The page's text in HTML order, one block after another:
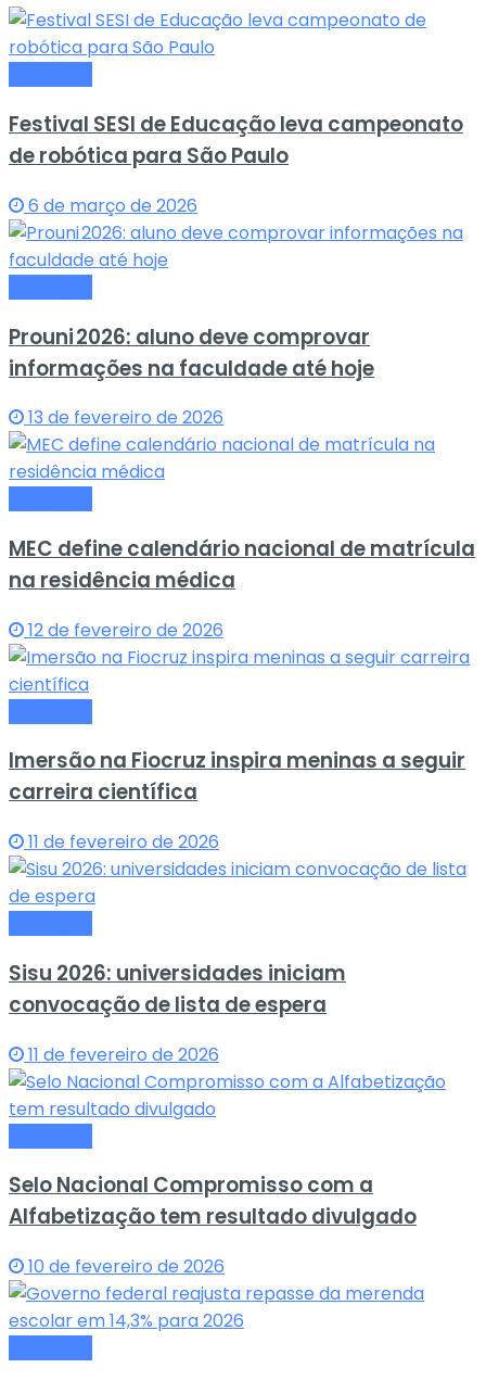
Festival SESI de Educação leva campeonato
de robótica para São Paulo
6 de março de 2026
Prouni 2026: aluno deve comprovar
informações na faculdade até hoje
13 de fevereiro de 2026
MEC define calendário nacional de matrícula
na residência médica
12 de fevereiro de 2026
Imersão na Fiocruz inspira meninas a seguir
carreira científica
11 de fevereiro de 2026
Sisu 2026: universidades iniciam
convocação de lista de espera
11 de fevereiro de 2026
Selo Nacional Compromisso com a
Alfabetização tem resultado divulgado
10 de fevereiro de 2026